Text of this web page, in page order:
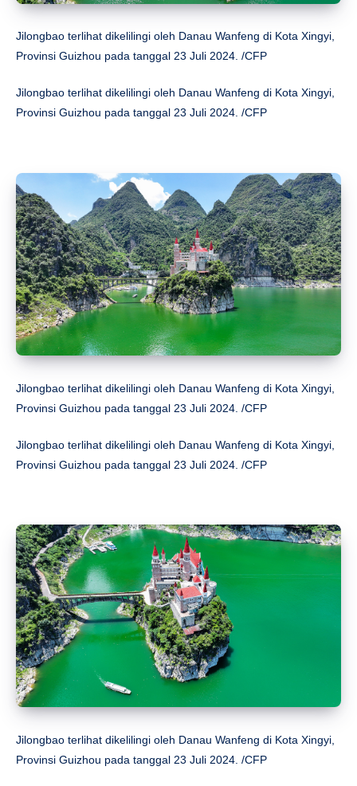
Jilongbao terlihat dikelilingi oleh Danau Wanfeng di Kota Xingyi,
Provinsi Guizhou pada tanggal 23 Juli 2024. /CFP
Jilongbao terlihat dikelilingi oleh Danau Wanfeng di Kota Xingyi,
Provinsi Guizhou pada tanggal 23 Juli 2024. /CFP
Jilongbao terlihat dikelilingi oleh Danau Wanfeng di Kota Xingyi,
Provinsi Guizhou pada tanggal 23 Juli 2024. /CFP
Jilongbao terlihat dikelilingi oleh Danau Wanfeng di Kota Xingyi,
Provinsi Guizhou pada tanggal 23 Juli 2024. /CFP
Jilongbao terlihat dikelilingi oleh Danau Wanfeng di Kota Xingyi,
Provinsi Guizhou pada tanggal 23 Juli 2024. /CFP